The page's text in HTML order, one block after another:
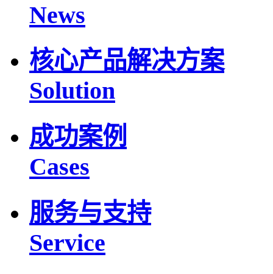
News
核心产品解决方案
Solution
成功案例
Cases
服务与支持
Service